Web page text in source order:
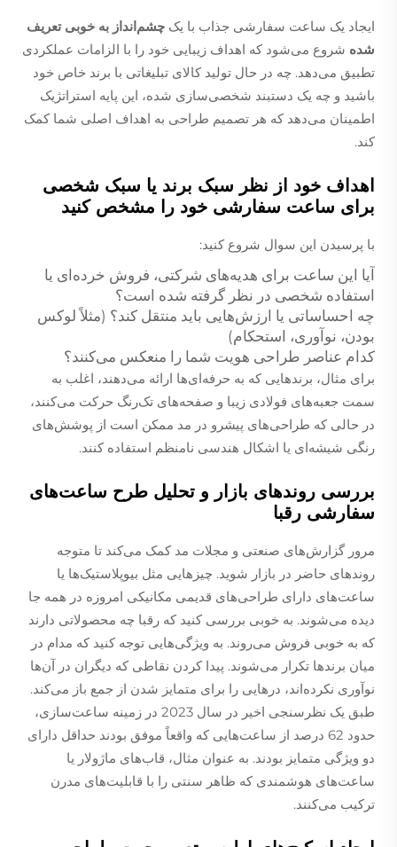
ایجاد یک ساعت سفارشی جذاب با یک چشم‌انداز به خوبی تعریف
شده شروع می‌شود که اهداف زیبایی خود را با الزامات عملکردی
تطبیق می‌دهد. چه در حال تولید کالای تبلیغاتی با برند خاص خود
باشید و چه یک دستبند شخصی‌سازی شده، این پایه استراتژیک
اطمینان می‌دهد که هر تصمیم طراحی به اهداف اصلی شما کمک
کند.
اهداف خود از نظر سبک برند یا سبک شخصی
برای ساعت سفارشی خود را مشخص کنید
با پرسیدن این سوال شروع کنید:
آیا این ساعت برای هدیه‌های شرکتی، فروش خرده‌ای یا
استفاده شخصی در نظر گرفته شده است؟
چه احساساتی یا ارزش‌هایی باید منتقل کند؟ (مثلاً لوکس
بودن، نوآوری، استحکام)
کدام عناصر طراحی هویت شما را منعکس می‌کنند؟
برای مثال، برندهایی که به حرفه‌ای‌ها ارائه می‌دهند، اغلب به
سمت جعبه‌های فولادی زیبا و صفحه‌های تک‌رنگ حرکت می‌کنند،
در حالی که طراحی‌های پیشرو در مد ممکن است از پوشش‌های
رنگی شیشه‌ای یا اشکال هندسی نامنظم استفاده کنند.
بررسی روندهای بازار و تحلیل طرح ساعت‌های
سفارشی رقبا
مرور گزارش‌های صنعتی و مجلات مد کمک می‌کند تا متوجه
روندهای حاضر در بازار شوید. چیزهایی مثل بیوپلاستیک‌ها یا
ساعت‌های دارای طراحی‌های قدیمی مکانیکی امروزه در همه جا
دیده می‌شوند. به خوبی بررسی کنید که رقبا چه محصولاتی دارند
که به خوبی فروش می‌روند. به ویژگی‌هایی توجه کنید که مدام در
میان برندها تکرار می‌شوند. پیدا کردن نقاطی که دیگران در آن‌ها
نوآوری نکرده‌اند، درهایی را برای متمایز شدن از جمع باز می‌کند.
طبق یک نظرسنجی اخیر در سال 2023 در زمینه ساعت‌سازی،
حدود 62 درصد از ساعت‌هایی که واقعاً موفق بودند حداقل دارای
دو ویژگی متمایز بودند. به عنوان مثال، قاب‌های ماژولار یا
ساعت‌های هوشمندی که ظاهر سنتی را با قابلیت‌های مدرن
ترکیب می‌کنند.